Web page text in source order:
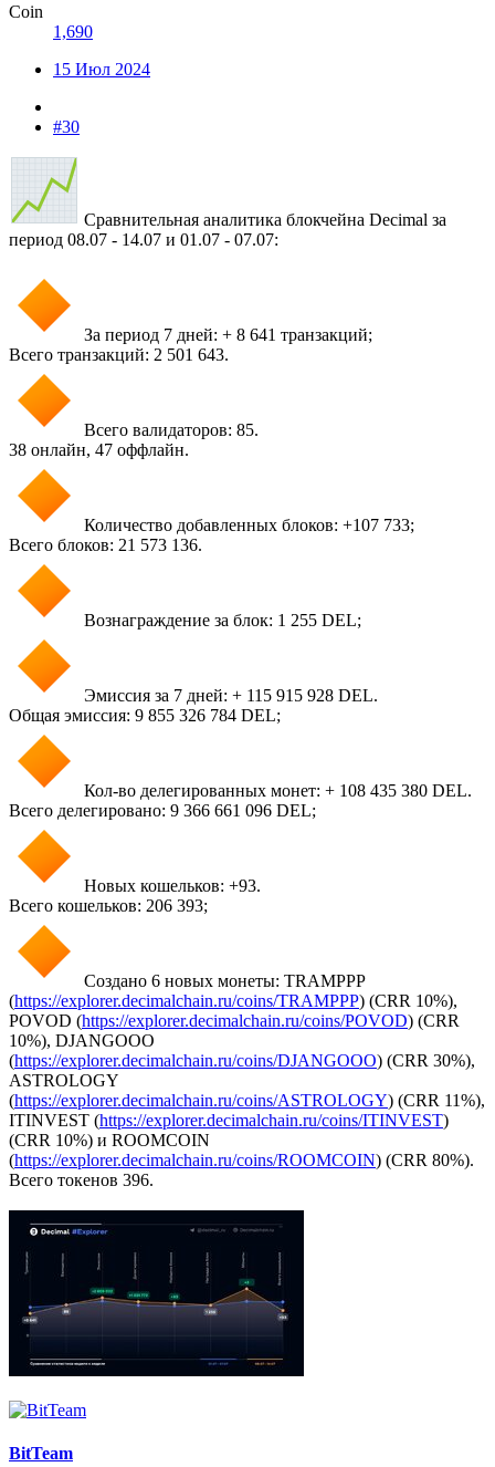
Coin
1,690
15 Июл 2024
#30
Сравнительная аналитика блокчейна Decimal за
период 08.07 - 14.07 и 01.07 - 07.07:
За период 7 дней: + 8 641 транзакций;
Всего транзакций: 2 501 643.
Всего валидаторов: 85.
38 онлайн, 47 оффлайн.
Количество добавленных блоков: +107 733;
Всего блоков: 21 573 136.
Вознаграждение за блок: 1 255 DEL;
Эмиссия за 7 дней: + 115 915 928 DEL.
Общая эмиссия: 9 855 326 784 DEL;
Кол-во делегированных монет: + 108 435 380 DEL.
Всего делегировано: 9 366 661 096 DEL;
Новых кошельков: +93.
Всего кошельков: 206 393;
Создано 6 новых монеты: TRAMPPP
(https://explorer.decimalchain.ru/coins/TRAMPPP) (CRR 10%),
POVOD (https://explorer.decimalchain.ru/coins/POVOD) (CRR
10%), DJANGOOO
(https://explorer.decimalchain.ru/coins/DJANGOOO) (CRR 30%),
ASTROLOGY
(https://explorer.decimalchain.ru/coins/ASTROLOGY) (CRR 11%),
ITINVEST (https://explorer.decimalchain.ru/coins/ITINVEST)
(CRR 10%) и ROOMCOIN
(https://explorer.decimalchain.ru/coins/ROOMCOIN) (CRR 80%).
Всего токенов 396.
BitTeam